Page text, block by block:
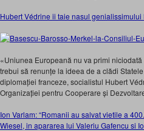
Hubert Védrine ii taie nasul
«Uniunea Europeană nu va primi
trebui să renunțe la ideea de a clădi
diplomației franceze, socialistul Hubert
Organizației pentru Cooperare și
Ion Varlam: “Romanii au salvat vietile a
Wiesel, in apararea lui Valeriu Gafencu si